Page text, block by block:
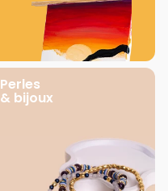
Perles
& bijoux